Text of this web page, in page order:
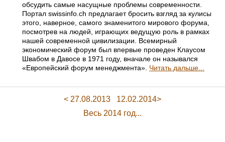
обсудить самые насущные проблемы современности.
Портал swissinfo.ch предлагает бросить взгляд за кулисы
этого, наверное, самого знаменитого мирового форума,
посмотрев на людей, играющих ведущую роль в рамках
нашей современной цивилизации. Всемирный
экономический форум был впервые проведен Клаусом
Швабом в Давосе в 1971 году, вначале он назывался
«Европейский форум менеджмента». Читать дальше...
< 27.08.2013
12.02.2014>
Весь 2014 год...